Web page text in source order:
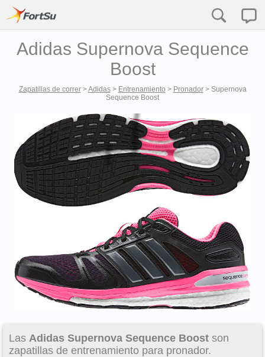
Adidas Supernova Sequence
Boost
Zapatillas de correr>Adidas> Entrenamiento > Pronador> Supernova
Sequence Boost
Las Adidas Supernova Sequence Boost son
zapatillas de entrenamiento para pronador.